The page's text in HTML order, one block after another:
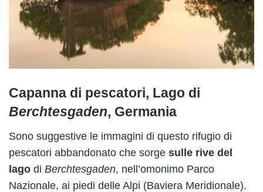
Capanna di pescatori, Lago di
Berchtesgaden, Germania
Sono suggestive le immagini di questo rifugio di
pescatori abbandonato che sorge sulle rive del
lago di Berchtesgaden, nell’omonimo Parco
Nazionale, ai piedi delle Alpi (Baviera Meridionale).